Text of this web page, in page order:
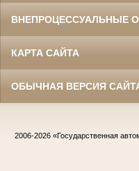
ВНЕПРОЦЕССУАЛЬНЫЕ
КАРТА САЙТА
ОБЫЧНАЯ ВЕРСИЯ
2006-2026 «Государственная